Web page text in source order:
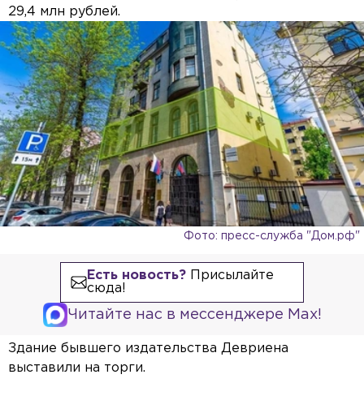
29,4 млн рублей.
Фото: пресс-служба "Дом.рф"
Есть новость?Присылайте
сюда!
Читайте нас в мессенджере Max!
Здание бывшего издательства Девриена
выставили на торги.